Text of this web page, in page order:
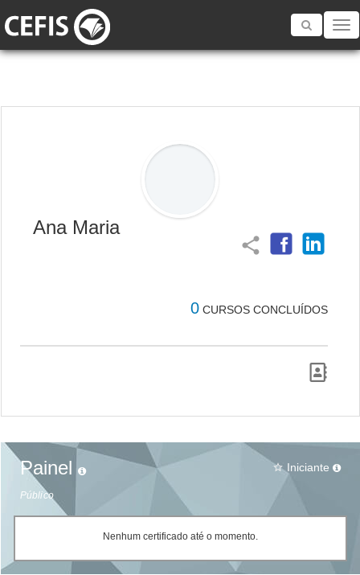
Toggle
Ana Maria
share
0 CURSOS CONCLUÍDOS
Painel
Público
star_border Iniciante
Nenhum certificado até o momento.